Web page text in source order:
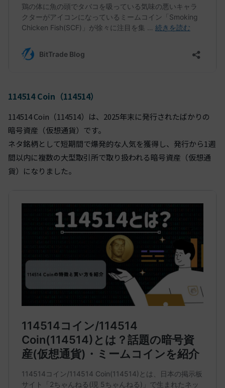
114514 Coin（114514）
114514 Coin（114514）は、2025年末に発行されたばかりの
暗号資産（仮想通貨）です。
ネタ銘柄として短期間で爆発的な人気を獲得し、発行から1週
間以内に複数の大型取引所で取り扱われる暗号資産（仮想通
貨）になりました。